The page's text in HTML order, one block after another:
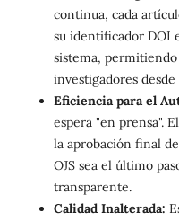
continua, cada
su identificador DOI
sistema,
investigadores
Eficiencia para el
espera "en prensa".
la aprobación final
OJS sea el último
transparente.
Calidad Inalterada: